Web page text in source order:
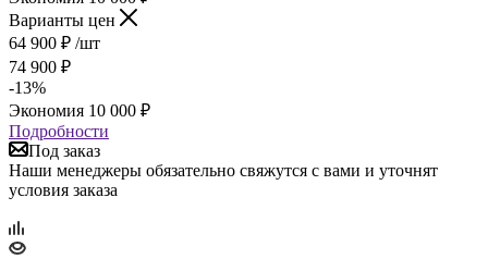
Варианты цен
64 900 ₽ /шт
74 900 ₽
-13%
Экономия 10 000 ₽
Подробности
Под заказ
Наши менеджеры обязательно свяжутся с вами и уточнят
условия заказа